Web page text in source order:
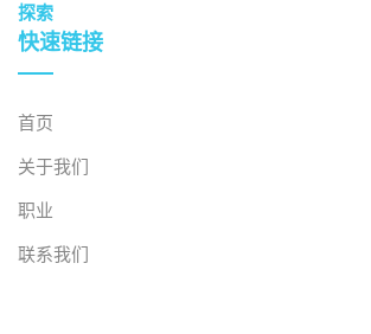
探索
快速链接
首页
关于我们
职业
联系我们